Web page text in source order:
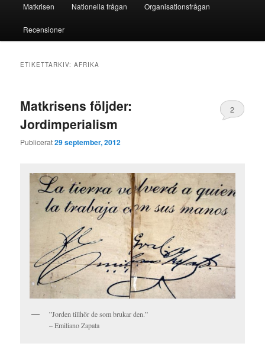
Matkrisen Nationella frågan Organisationsfrågan
Recensioner
ETIKETTARKIV:AFRIKA
Matkrisens följder:
Jordimperialism
Publicerat29 september, 2012
2
”Jorden tillhör de som brukar den.”
– Emiliano Zapata